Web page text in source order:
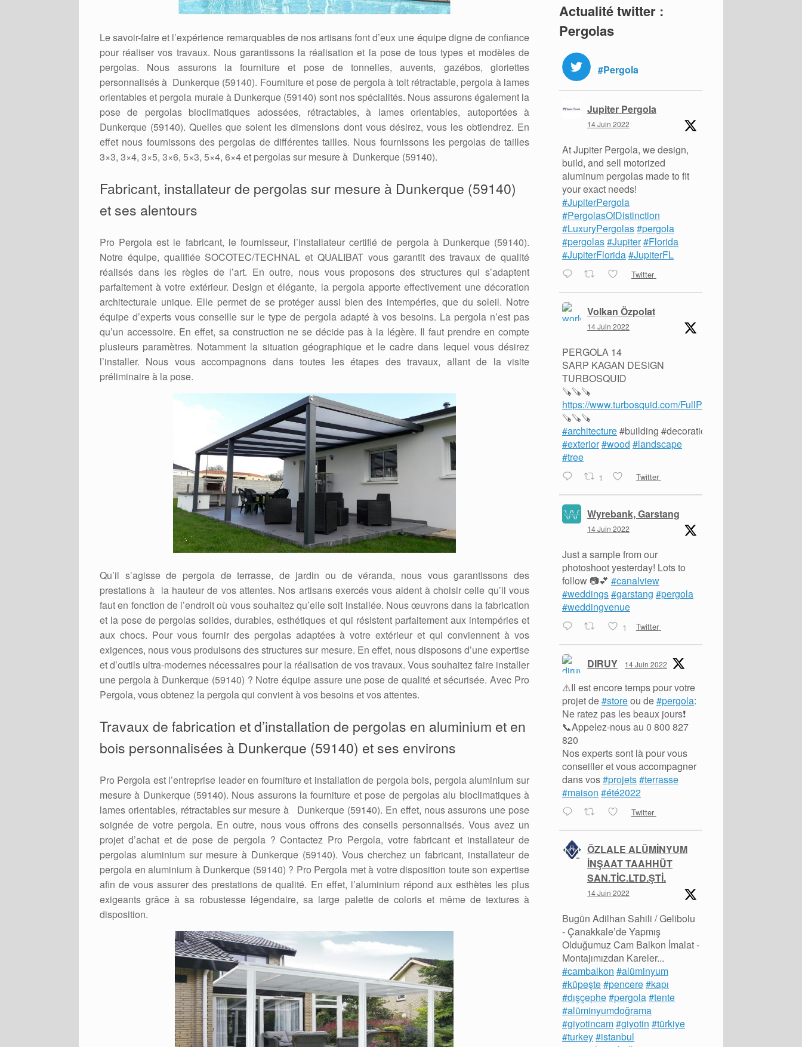
Le savoir-faire et l’expérience remarquables de nos artisans font d’eux une équipe digne de confiance
pour réaliser vos travaux. Nous garantissons la réalisation et la pose de tous types et modèles de
pergolas. Nous assurons la fourniture et pose de tonnelles, auvents, gazébos, gloriettes
personnalisés à Dunkerque (59140). Fourniture et pose de pergola à toit rétractable, pergola à lames
orientables et pergola murale à Dunkerque (59140) sont nos spécialités. Nous assurons également la
pose de pergolas bioclimatiques adossées, rétractables, à lames orientables, autoportées à
Dunkerque (59140). Quelles que soient les dimensions dont vous désirez, vous les obtiendrez. En
effet nous fournissons des pergolas de différentes tailles. Nous fournissons les pergolas de tailles
3×3, 3×4, 3×5, 3×6, 5×3, 5×4, 6×4 et pergolas sur mesure à Dunkerque (59140).
Fabricant, installateur de pergolas sur mesure à Dunkerque (59140)
et ses alentours
Pro Pergola est le fabricant, le fournisseur, l’installateur certifié de pergola à Dunkerque (59140).
Notre équipe, qualifiée SOCOTEC/TECHNAL et QUALIBAT vous garantit des travaux de qualité
réalisés dans les règles de l’art. En outre, nous vous proposons des structures qui s’adaptent
parfaitement à votre extérieur. Design et élégante, la pergola apporte effectivement une décoration
architecturale unique. Elle permet de se protéger aussi bien des intempéries, que du soleil. Notre
équipe d’experts vous conseille sur le type de pergola adapté à vos besoins. La pergola n’est pas
qu’un accessoire. En effet, sa construction ne se décide pas à la légère. Il faut prendre en compte
plusieurs paramètres. Notamment la situation géographique et le cadre dans lequel vous désirez
l’installer. Nous vous accompagnons dans toutes les étapes des travaux, allant de la visite
préliminaire à la pose.
Qu’il s’agisse de pergola de terrasse, de jardin ou de véranda, nous vous garantissons des
prestations à la hauteur de vos attentes. Nos artisans exercés vous aident à choisir celle qu’il vous
faut en fonction de l’endroit où vous souhaitez qu’elle soit installée. Nous œuvrons dans la fabrication
et la pose de pergolas solides, durables, esthétiques et qui résistent parfaitement aux intempéries et
aux chocs. Pour vous fournir des pergolas adaptées à votre extérieur et qui conviennent à vos
exigences, nous vous produisons des structures sur mesure. En effet, nous disposons d’une expertise
et d’outils ultra-modernes nécessaires pour la réalisation de vos travaux. Vous souhaitez faire installer
une pergola à Dunkerque (59140) ? Notre équipe assure une pose de qualité et sécurisée. Avec Pro
Pergola, vous obtenez la pergola qui convient à vos besoins et vos attentes.
Travaux de fabrication et d’installation de pergolas en aluminium et en
bois personnalisées à Dunkerque (59140) et ses environs
Pro Pergola est l’entreprise leader en fourniture et installation de pergola bois, pergola aluminium sur
mesure à Dunkerque (59140). Nous assurons la fourniture et pose de pergolas alu bioclimatiques à
lames orientables, rétractables sur mesure à Dunkerque (59140). En effet, nous assurons une pose
soignée de votre pergola. En outre, nous vous offrons des conseils personnalisés. Vous avez un
projet d’achat et de pose de pergola ? Contactez Pro Pergola, votre fabricant et installateur de
pergolas aluminium sur mesure à Dunkerque (59140). Vous cherchez un fabricant, installateur de
pergola en aluminium à Dunkerque (59140) ? Pro Pergola met à votre disposition toute son expertise
afin de vous assurer des prestations de qualité. En effet, l’aluminium répond aux esthètes les plus
exigeants grâce à sa robustesse légendaire, sa large palette de coloris et même de textures à
disposition.
Actualité twitter :
Pergolas
#Pergola
Jupiter Pergola
14 Juin 2022
At Jupiter Pergola, we design,
build, and sell motorized
aluminum pergolas made to fit
your exact needs!
#JupiterPergola
#PergolasOfDistinction
#LuxuryPergolas#pergola
#pergolas#Jupiter#Florida
#JupiterFlorida#JupiterFL
Twitter
Volkan Özpolat
14 Juin 2022
PERGOLA 14
SARP KAGAN DESIGN
TURBOSQUID
🪚🪚🪚
https://www.turbosquid.com/FullPreview/Index.cfm/ID/
🪚🪚🪚
#architecture#building #decoration #design #garden
#exterior#wood #landscape
#tree
1 Twitter
Wyrebank, Garstang
14 Juin 2022
Just a sample from our
photoshoot yesterday! Lots to
follow 📷💕#canalview
#weddings#garstang #pergola
#weddingvenue
1 Twitter
DIRUY 14 Juin 2022
⚠️Il est encore temps pour votre
projet de#storeou de#pergola:
Ne ratez pas les beaux jours❗️
📞Appelez-nous au 0 800 827
820
Nos experts sont là pour vous
conseiller et vous accompagner
dans vos#projets#terrasse
#maison #été2022
Twitter
ÖZLALE ALÜMİNYUM
İNŞAAT TAAHHÜT
SAN.TİC.LTD.ŞTİ.
14 Juin 2022
Bugün Adilhan Sahili / Gelibolu
- Çanakkale’de Yapmış
Olduğumuz Cam Balkon İmalat -
Montajımızdan Kareler...
#cambalkon #alüminyum
#küpeşte#pencere#kapı
#dışçephe#pergola#tente
#alüminyumdoğrama
#giyotincam#giyotin #türkiye
#turkey#istanbul